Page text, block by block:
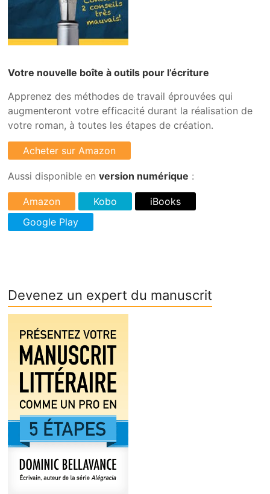
Votre nouvelle boîte à outils pour l’écriture
Apprenez des méthodes de travail éprouvées qui
augmenteront votre efficacité durant la réalisation de
votre roman, à toutes les étapes de création.
Aussi disponible enversion numérique :
Devenez un expert du manuscrit